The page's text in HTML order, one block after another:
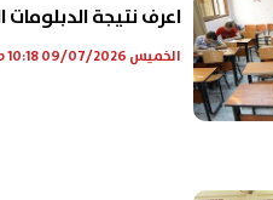
اعرف نتيجة الدبلومات الفنية 2026 عبر
الخميس 09/07/2026 10:18 ص